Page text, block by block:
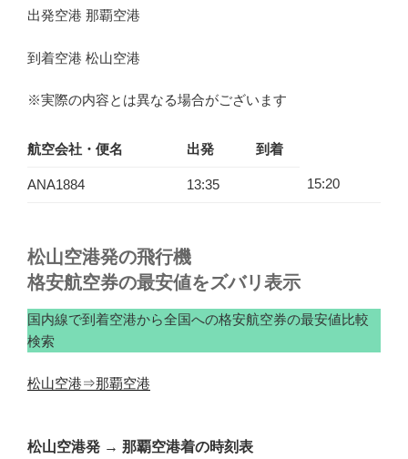
出発空港 那覇空港
到着空港 松山空港
※実際の内容とは異なる場合がございます
航空会社・便名 出発 到着
ANA1884 13:35 15:20
松山空港発の飛行機
格安航空券の最安値をズバリ表示
国内線で到着空港から全国への格安航空券の最安値比較
検索
松山空港⇒那覇空港
松山空港発 → 那覇空港着の時刻表